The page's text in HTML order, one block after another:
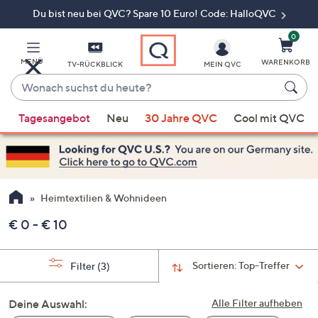
Du bist neu bei QVC? Spare 10 Euro! Code: HalloQVC
MENÜ TV-RÜCKBLICK
Wonach
suchst
du
heute?
Vorschläge
verfügbar
sind,
verwenden
Sie
Pfeiltasten
nach
und
nach
unten
MEIN QVC
0
WARENKORB
Tagesangebot Neu 30 Jahre QVC Cool mit QVC
Heimtextilien & Wohnideen
€ 0 - € 10
Sortieren:Top-Treffer
Filter (3)
Alle Filter aufheben
Deine Auswahl: